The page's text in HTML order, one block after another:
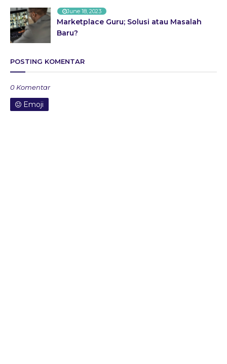
June 18, 2023
Marketplace Guru; Solusi atau Masalah
Baru?
POSTING KOMENTAR
0 Komentar
Emoji